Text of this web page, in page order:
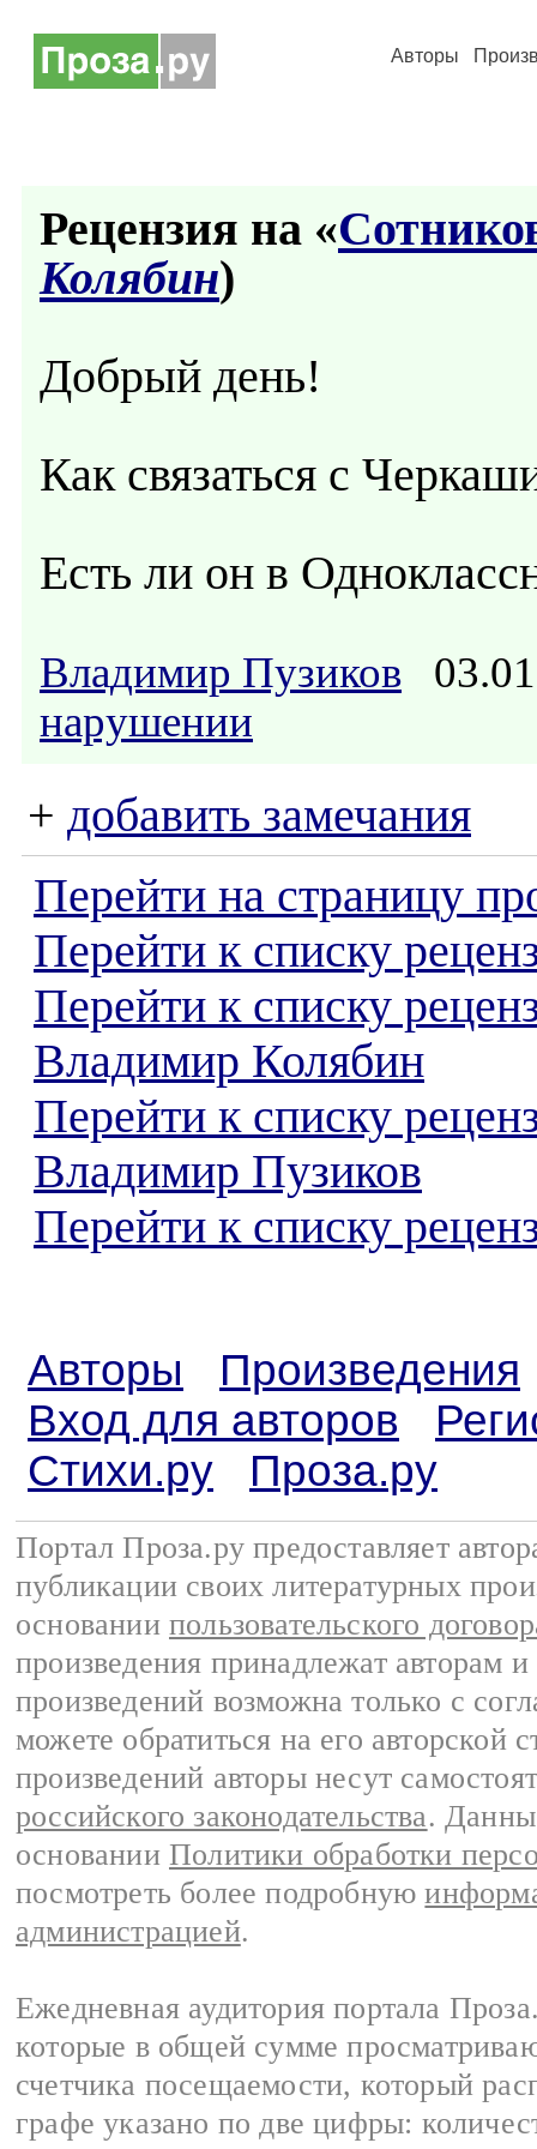
Авторы
Рецензия на «
Колябин)
Добрый день!
Как связаться с
Есть ли он в
Владимир Пузиков
нарушении
+ добавить замечания
Перейти на страницу
Перейти к списку
Перейти к списку
Владимир Колябин
Перейти к списку
Владимир Пузиков
Перейти к списку
Авторы
Произведения
Вход для авторов
Стихи.ру
Проза.ру
Портал Проза.ру предоставляет
публикации своих литературных
основании пользовательского
произведения принадлежат авторам
произведений возможна только с
можете обратиться на его авторской
произведений авторы несут
российского законодательства.
основании Политики обработки
посмотреть более подробную
администрацией.
Ежедневная аудитория портала
которые в общей сумме
счетчика посещаемости, который
графе указано по две цифры: